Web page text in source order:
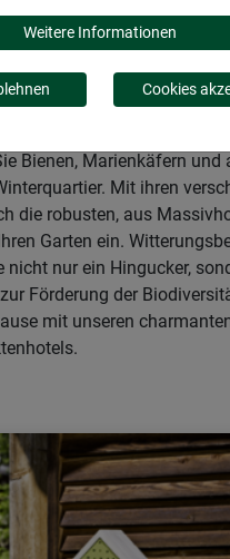
Bienen, Marienkäfern und
Mit ihren
die robusten, aus
Garten ein.
nicht nur ein Hingucker,
Förderung der
mit unseren
Weitere Informationen
Cookies